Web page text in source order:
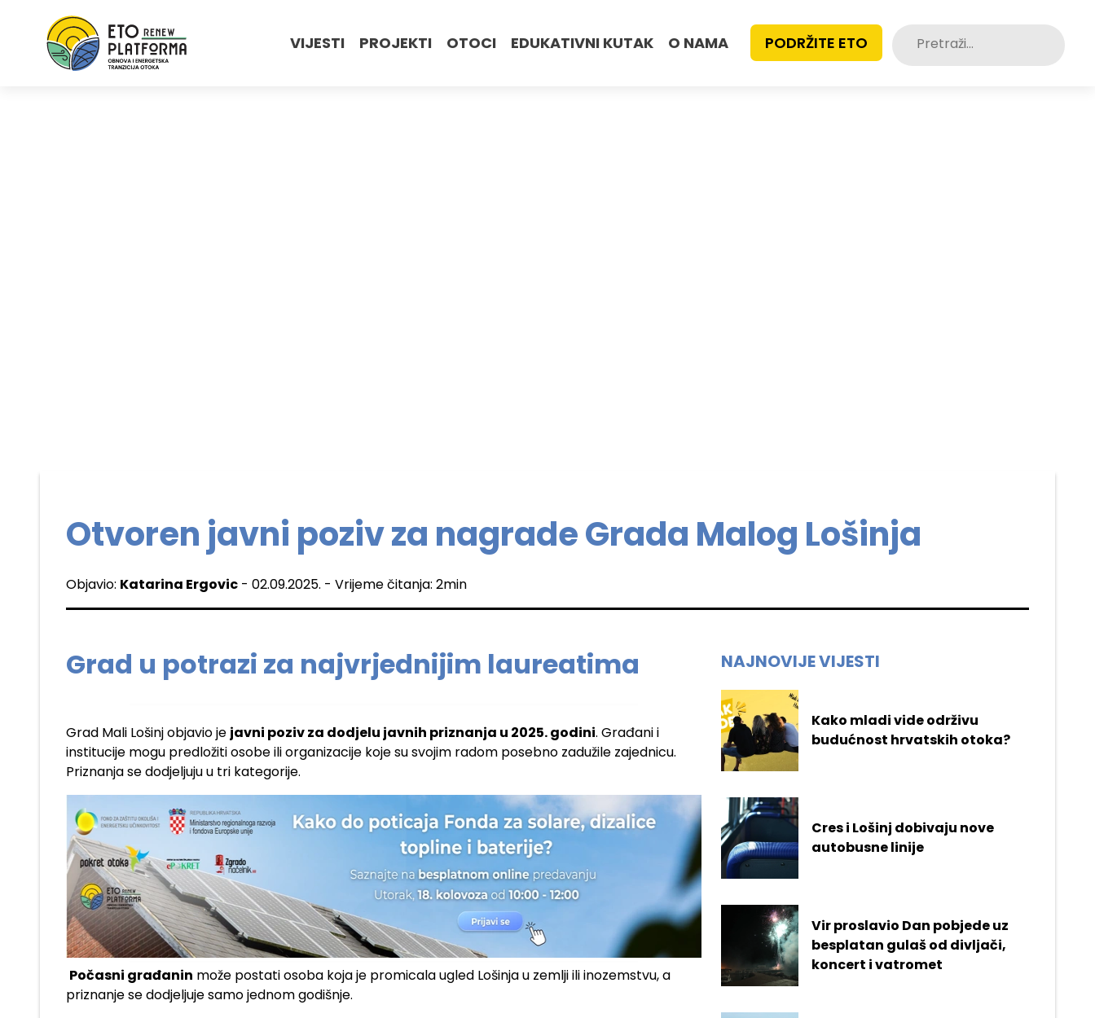
VIJESTI PROJEKTI OTOCI EDUKATIVNI KUTAK O NAMA PODRŽITE ETO Pretraži:
Otvoren javni poziv za nagrade Grada Malog Lošinja
Objavio: Katarina Ergovic - 02.09.2025. - Vrijeme čitanja: 2min
Grad u potrazi za najvrjednijim laureatima
Grad Mali Lošinj objavio je javni poziv za dodjelu javnih priznanja u 2025. godini. Građani i
institucije mogu predložiti osobe ili organizacije koje su svojim radom posebno zadužile zajednicu.
Priznanja se dodjeljuju u tri kategorije.
Počasni građanin može postati osoba koja je promicala ugled Lošinja u zemlji ili inozemstvu, a
priznanje se dodjeljuje samo jednom godišnje.
NAJNOVIJE VIJESTI
Kako mladi vide održivu
budućnost hrvatskih otoka?
Cres i Lošinj dobivaju nove
autobusne linije
Vir proslavio Dan pobjede uz
besplatan gulaš od divljači,
koncert i vatromet